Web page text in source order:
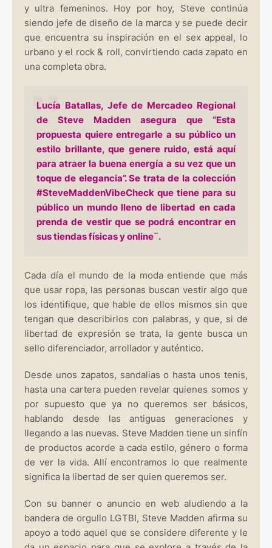
y ultra femeninos. Hoy por hoy, Steve continúa
siendo jefe de diseño de la marca y se puede decir
que encuentra su inspiración en el sex appeal, lo
urbano y el rock & roll, convirtiendo cada zapato en
una completa obra.
Lucía Batallas, Jefe de Mercadeo Regional
de Steve Madden asegura que “Esta
propuesta quiere entregarle a su público un
estilo brillante, que genere ruido, está aquí
para atraer la buena energía a su vez que un
toque de elegancia”. Se trata de la colección
#SteveMaddenVibeCheck que tiene para su
público un mundo lleno de libertad en cada
prenda de vestir que se podrá encontrar en
sus tiendas físicas y online¨.
Cada día el mundo de la moda entiende que más
que usar ropa, las personas buscan vestir algo que
los identifique, que hable de ellos mismos sin que
tengan que describirlos con palabras, y que, si de
libertad de expresión se trata, la gente busca un
sello diferenciador, arrollador y auténtico.
Desde unos zapatos, sandalias o hasta unos tenis,
hasta una cartera pueden revelar quienes somos y
por supuesto que ya no queremos ser básicos,
hablando desde las antiguas generaciones y
llegando a las nuevas. Steve Madden tiene un sinfín
de productos acorde a cada estilo, género o forma
de ver la vida. Allí encontramos lo que realmente
significa la libertad de ser quien queremos ser.
Con su banner o anuncio en web aludiendo a la
bandera de orgullo LGTBI, Steve Madden afirma su
apoyo a todo aquel que se considere diferente y le